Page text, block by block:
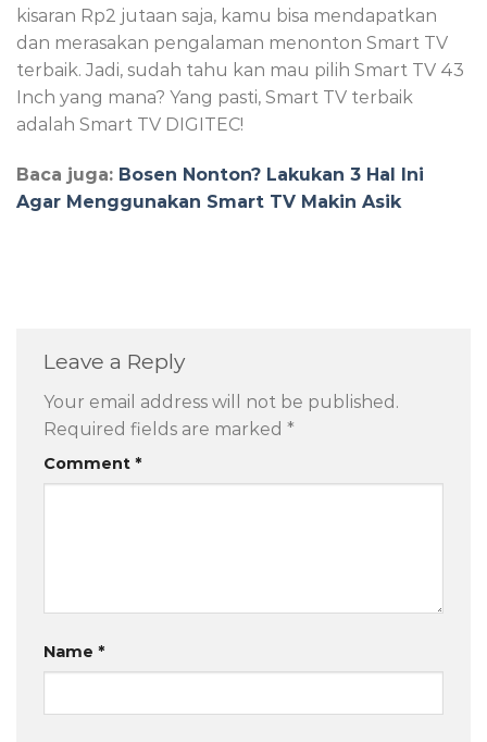
kisaran Rp2 jutaan saja, kamu bisa mendapatkan
dan merasakan pengalaman menonton Smart TV
terbaik. Jadi, sudah tahu kan mau pilih Smart TV 43
Inch yang mana? Yang pasti, Smart TV terbaik
adalah Smart TV DIGITEC!
Baca juga: Bosen Nonton? Lakukan 3 Hal Ini
Agar Menggunakan Smart TV Makin Asik
Leave a Reply
Your email address will not be published.
Required fields are marked *
Comment *
Name *